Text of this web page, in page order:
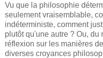
Vu que la philosophie
seulement vraisemblable,
indéterministe, comment
plutôt qu'une autre ? Ou,
réflexion sur les manières
diverses croyances